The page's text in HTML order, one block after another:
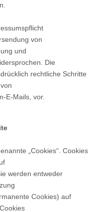
von
und
Die
rechtliche Schritte
E-Mails, vor.
„Cookies“. Cookies
werden entweder
Cookies) auf